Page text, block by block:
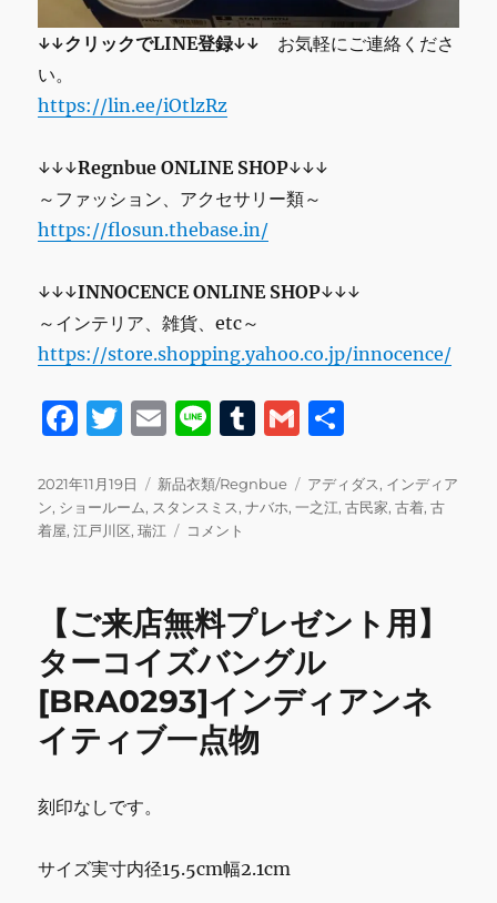
↓↓クリックでLINE登録↓↓ お気軽にご連絡くださ
い。
https://lin.ee/iOtlzRz
↓↓↓Regnbue ONLINE SHOP↓↓↓
～ファッション、アクセサリー類～
https://flosun.thebase.in/
↓↓↓INNOCENCE ONLINE SHOP↓↓↓
～インテリア、雑貨、etc～
https://store.shopping.yahoo.co.jp/innocence/
F
c
e
o
k
T
it
te
E
ai
l
Li
e
T
m
bl
G
ai
l
投
稿
日:
2021年11月19日
カ
テ
ゴ
新品衣類/Regnbue
タ
グ
アディダス, インディア
ン, ショールーム, スタンスミス,ナバホ,一之江,古民家,古着,古
着屋,江戸川区,瑞江
adidas
新
品
未
使
用
品
リ
コメント
【ご来店無料プレゼント用】
ターコイズバングル
[BRA0293]インディアンネ
イティブ一点物
刻印なしです。
サイズ実寸内径15.5cm幅2.1cm